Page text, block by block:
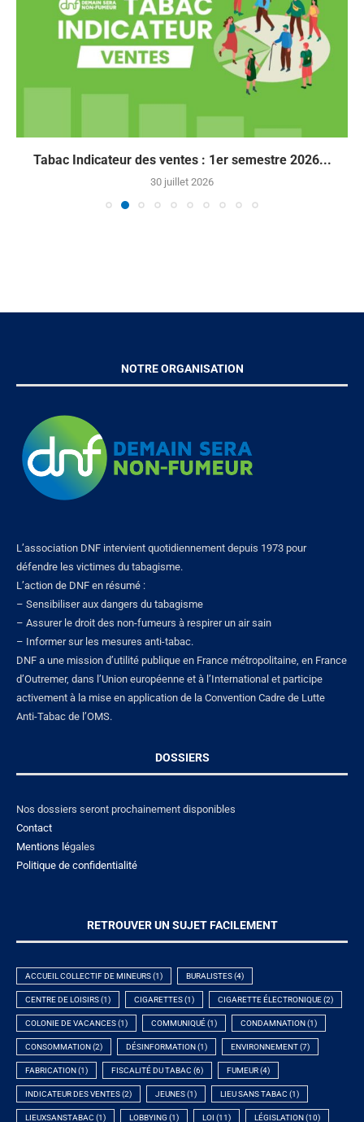
Tabac Indicateur des ventes : 1er semestre 2026...
30 juillet 2026
NOTRE ORGANISATION
L’association DNF intervient quotidiennement depuis 1973 pour
défendre les victimes du tabagisme.
L’action de DNF en résumé :
– Sensibiliser aux dangers du tabagisme
– Assurer le droit des non-fumeurs à respirer un air sain
– Informer sur les mesures anti-tabac.
DNF a une mission d’utilité publique en France métropolitaine, en France
d’Outremer, dans l’Union européenne et à l’International et participe
activement à la mise en application de la Convention Cadre de Lutte
Anti-Tabac de l’OMS.
DOSSIERS
Nos dossiers seront prochainement disponibles
Contact
Mentions légales
Politique de confidentialité
RETROUVER UN SUJET FACILEMENT
ACCUEIL COLLECTIF DE MINEURS(1) BURALISTES(4)
CENTRE DE LOISIRS(1) CIGARETTES(1) CIGARETTE ÉLECTRONIQUE(2)
COLONIE DE VACANCES(1) COMMUNIQUÉ(1) CONDAMNATION (1)
CONSOMMATION (2) DÉSINFORMATION (1) ENVIRONNEMENT(7)
FABRICATION (1) FISCALITÉ DU TABAC (6) FUMEUR(4)
INDICATEUR DES VENTES(2) JEUNES(1) LIEU SANS TABAC (1)
LIEUXSANSTABAC (1) LOBBYING (1) LOI (11) LÉGISLATION (10)